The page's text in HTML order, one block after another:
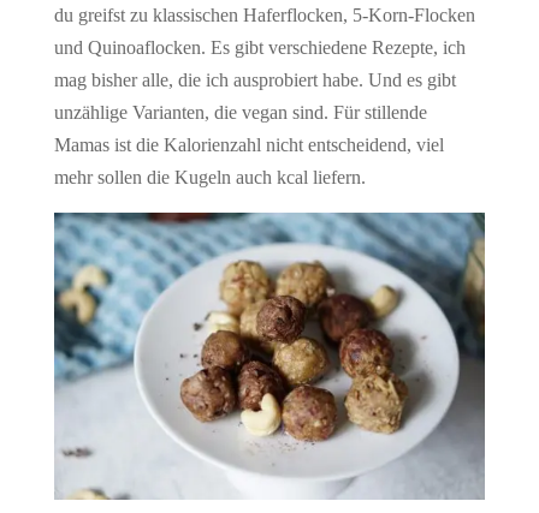
du greifst zu klassischen Haferflocken, 5-Korn-Flocken
und Quinoaflocken. Es gibt verschiedene Rezepte, ich
mag bisher alle, die ich ausprobiert habe. Und es gibt
unzählige Varianten, die vegan sind. Für stillende
Mamas ist die Kalorienzahl nicht entscheidend, viel
mehr sollen die Kugeln auch kcal liefern.